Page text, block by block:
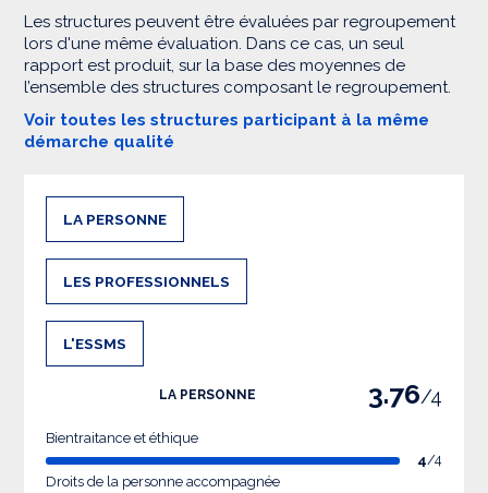
Les structures peuvent être évaluées par regroupement
lors d'une même évaluation. Dans ce cas, un seul
rapport est produit, sur la base des moyennes de
l’ensemble des structures composant le regroupement.
Voir toutes les structures participant à la même
démarche qualité
LA PERSONNE
LES PROFESSIONNELS
L'ESSMS
LA PERSONNE 3.76/4
Bientraitance et éthique
4/4
Droits de la personne accompagnée